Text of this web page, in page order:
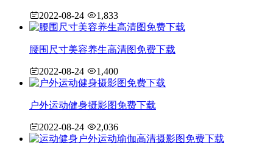
2022-08-24 1,833
腰围尺寸美容养生高清图免费下载
2022-08-24 1,400
户外运动健身摄影图免费下载
2022-08-24 2,036